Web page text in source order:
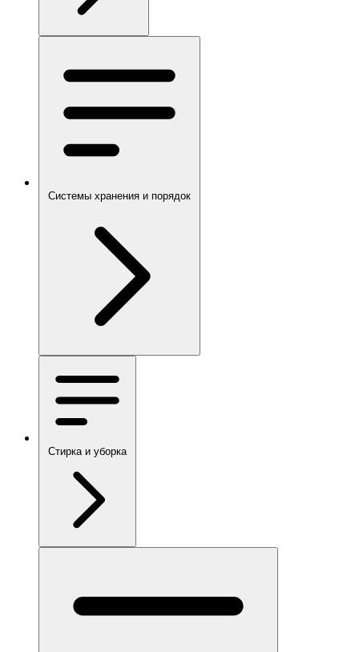
Системы хранения и порядок
Стирка и уборка